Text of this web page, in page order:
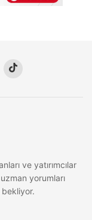
ve yatırımcılar
yorumları